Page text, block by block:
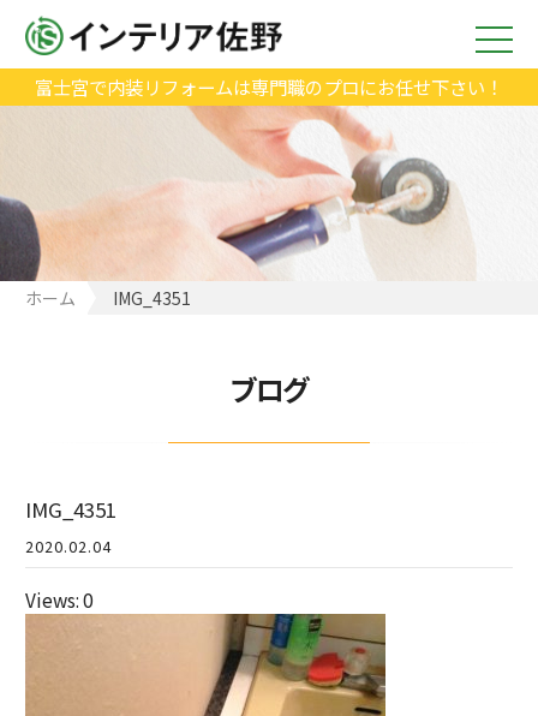
富士宮で内装リフォームは専門職のプロにお任せ下さい！
ホーム IMG_4351
ブログ
IMG_4351
2020.02.04
Views: 0